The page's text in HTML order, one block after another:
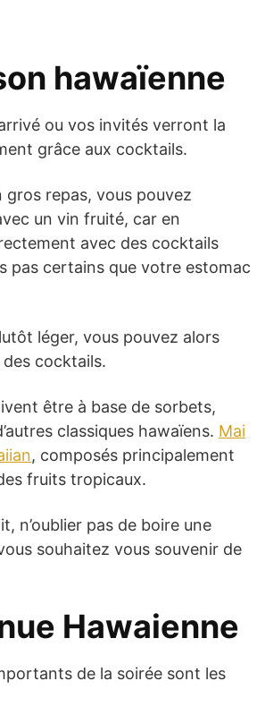
hawaïenne
ou vos invités verront la
grâce aux cocktails.
gros repas, vous pouvez
un vin fruité, car en
avec des cocktails
pas certains que votre estomac
léger, vous pouvez alors
cocktails.
être à base de sorbets,
classiques hawaïens. Mai
, composés principalement
fruits tropicaux.
n’oublier pas de boire une
souhaitez vous souvenir de
Hawaienne
de la soirée sont les